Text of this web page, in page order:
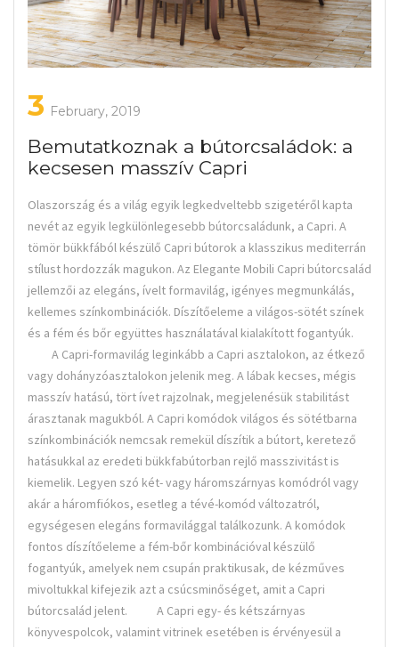
3 February, 2019
Bemutatkoznak a bútorcsaládok: a
kecsesen masszív Capri
Olaszország és a világ egyik legkedveltebb szigetéről kapta
nevét az egyik legkülönlegesebb bútorcsaládunk, a Capri. A
tömör bükkfából készülő Capri bútorok a klasszikus mediterrán
stílust hordozzák magukon. Az Elegante Mobili Capri bútorcsalád
jellemzői az elegáns, ívelt formavilág, igényes megmunkálás,
kellemes színkombinációk. Díszítőeleme a világos-sötét színek
és a fém és bőr együttes használatával kialakított fogantyúk.
A Capri-formavilág leginkább a Capri asztalokon, az étkező
vagy dohányzóasztalokon jelenik meg. A lábak kecses, mégis
masszív hatású, tört ívet rajzolnak, megjelenésük stabilitást
árasztanak magukból. A Capri komódok világos és sötétbarna
színkombinációk nemcsak remekül díszítik a bútort, keretező
hatásukkal az eredeti bükkfabútorban rejlő masszivitást is
kiemelik. Legyen szó két- vagy háromszárnyas komódról vagy
akár a háromfiókos, esetleg a tévé-komód változatról,
egységesen elegáns formavilággal találkozunk. A komódok
fontos díszítőeleme a fém-bőr kombinációval készülő
fogantyúk, amelyek nem csupán praktikusak, de kézműves
mivoltukkal kifejezik azt a csúcsminőséget, amit a Capri
bútorcsalád jelent. A Capri egy- és kétszárnyas
könyvespolcok, valamint vitrinek esetében is érvényesül a